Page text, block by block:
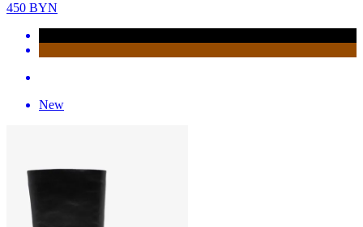
450 BYN
New